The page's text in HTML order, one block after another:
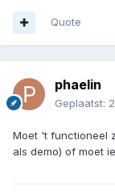
Quote
phaelin
Geplaatst:
Moet 't functioneel
als demo) of moet